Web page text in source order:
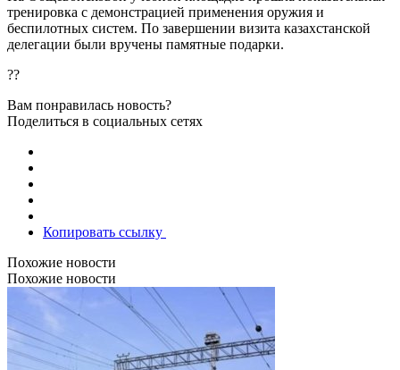
тренировка с демонстрацией применения оружия и
беспилотных систем. По завершении визита казахстанской
делегации были вручены памятные подарки.
??
Вам понравилась новость?
Поделиться в социальных сетях
Копировать ссылку
Похожие новости
Похожие новости